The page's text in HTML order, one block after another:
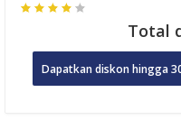
Total
Dapatkan diskon hingga